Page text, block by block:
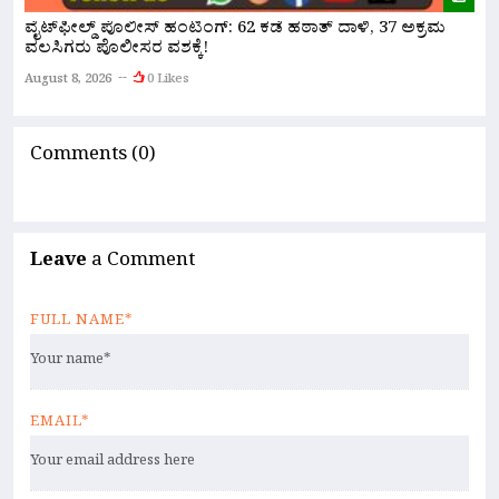
ವೈಟ್‌ಫೀಲ್ಡ್ ಪೊಲೀಸ್ ಹಂಟಿಂಗ್: 62 ಕಡೆ ಹಠಾತ್ ದಾಳಿ, 37 ಅಕ್ರಮ
ವಲಸಿಗರು ಪೊಲೀಸರ ವಶಕ್ಕೆ!
August 8, 2026 0 Likes
Comments (0)
Leave a Comment
FULL NAME*
EMAIL*